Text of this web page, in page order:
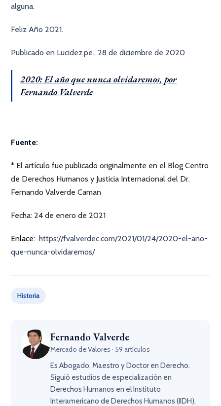
alguna.
Feliz Año 2021.
Publicado en Lucidez.pe., 28 de diciembre de 2020
2020: El año que nunca olvidaremos, por
Fernando Valverde
Fuente:
* El artículo fue publicado originalmente en el Blog Centro
de Derechos Humanos y Justicia Internacional del Dr.
Fernando Valverde Caman
Fecha: 24 de enero de 2021
Enlace:https://fvalverdec.com/2021/01/24/2020-el-ano-
que-nunca-olvidaremos/
Historia
Fernando Valverde
Mercado de Valores · 59 artículos
Es Abogado, Maestro y Doctor en Derecho.
Siguió estudios de especialización en
Derechos Humanos en el Instituto
Interamericano de Derechos Humanos (IIDH),